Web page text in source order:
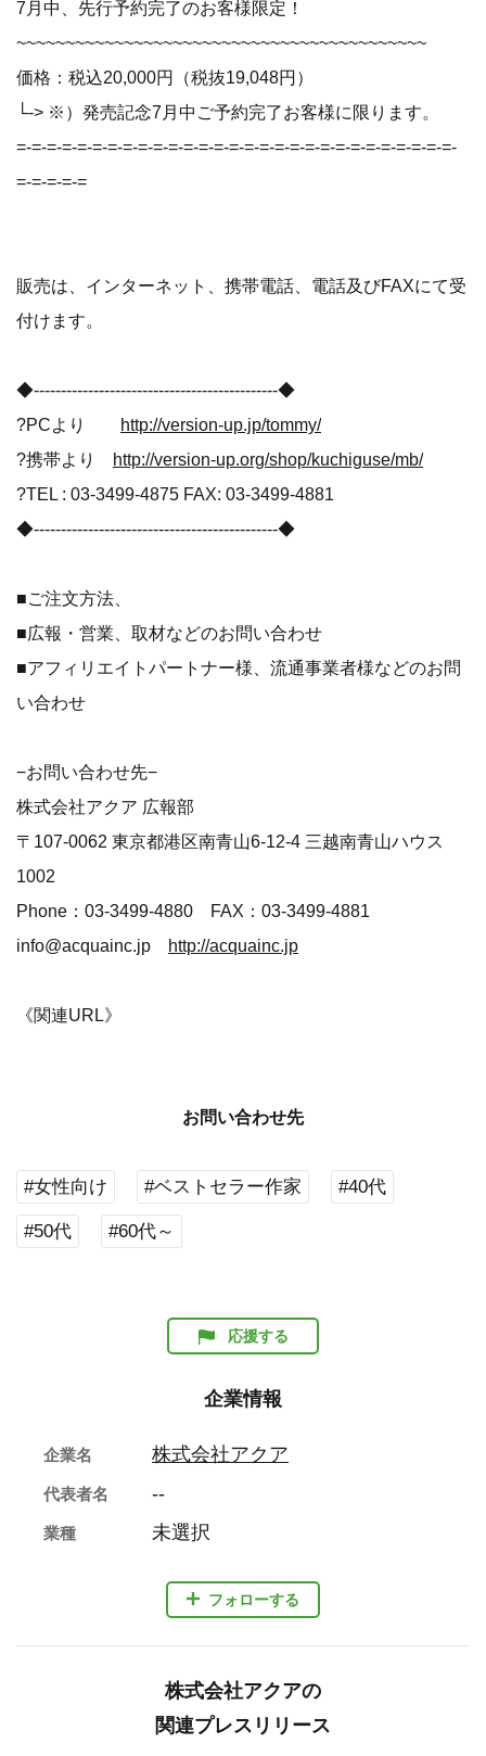
7月中、先行予約完了のお客様限定！
~~~~~~~~~~~~~~~~~~~~~~~~~~~~~~~~~~~~~~~~~~
価格：税込20,000円（税抜19,048円）
└-> ※）発売記念7月中ご予約完了お客様に限ります。
=-=-=-=-=-=-=-=-=-=-=-=-=-=-=-=-=-=-=-=-=-=-=-=-=-=-=-=-=-
=-=-=-=-=
販売は、インターネット、携帯電話、電話及びFAXにて受
付けます。
◆---------------------------------------------◆
?PCより http://version-up.jp/tommy/
?携帯より http://version-up.org/shop/kuchiguse/mb/
?TEL : 03-3499-4875 FAX: 03-3499-4881
◆---------------------------------------------◆
■ご注文方法、
■広報・営業、取材などのお問い合わせ
■アフィリエイトパートナー様、流通事業者様などのお問
い合わせ
−お問い合わせ先−
株式会社アクア 広報部
〒107-0062 東京都港区南青山6-12-4 三越南青山ハウス
1002
Phone：03-3499-4880 FAX：03-3499-4881
info@acquainc.jp http://acquainc.jp
《関連URL》
お問い合わせ先
#女性向け #ベストセラー作家 #40代
#50代 #60代～
応援する
企業情報
フォローする
企業名 株式会社アクア
代表者名 --
業種 未選択
株式会社アクアの
関連プレスリリース